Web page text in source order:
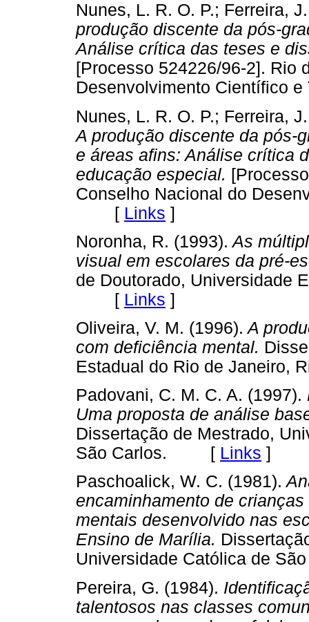
Nunes, L. R. O. P.; Ferreira,
produção discente da pós-
Análise crítica das teses e
[Processo 524226/96-2]. Rio
Desenvolvimento
Nunes, L. R. O. P.; Ferreira,
A produção discente da pós-
e áreas afins: Análise crítica
educação especial.
Conselho Nacional do
[ Links ]
Noronha, R. (1993). As
visual em escolares da pré-
de Doutorado, Universidade
[ Links ]
Oliveira, V. M. (1996). A
com deficiência mental.
Estadual do Rio de
Padovani, C. M. C. A. (1997).
Uma proposta de análise
Dissertação de Mestrado,
São Carlos. [ Links ]
Paschoalick, W. C. (1981).
encaminhamento de
mentais desenvolvido nas
Ensino de Marília.
Universidade Católica de
Pereira, G. (1984).
talentosos nas classes